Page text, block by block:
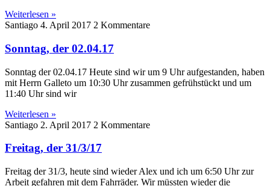
Weiterlesen »
Santiago 4. April 2017 2 Kommentare
Sonntag, der 02.04.17
Sonntag der 02.04.17 Heute sind wir um 9 Uhr aufgestanden, haben
mit Herrn Galleto um 10:30 Uhr zusammen gefrühstückt und um
11:40 Uhr sind wir
Weiterlesen »
Santiago 2. April 2017 2 Kommentare
Freitag, der 31/3/17
Freitag der 31/3, heute sind wieder Alex und ich um 6:50 Uhr zur
Arbeit gefahren mit dem Fahrräder. Wir müssten wieder die